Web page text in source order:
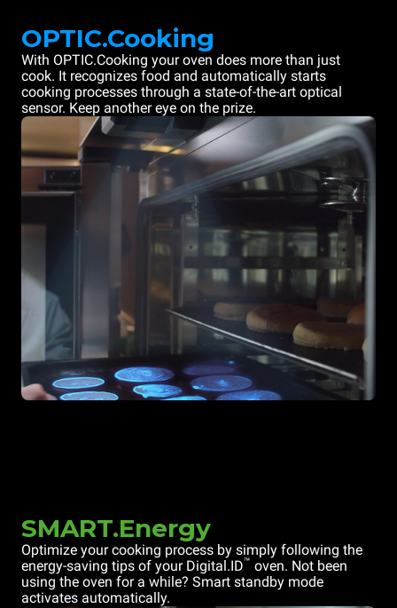
OPTIC.Cooking
With OPTIC.Cooking your oven does more than just
cook. It recognizes food and automatically starts
cooking processes through a state-of-the-art optical
sensor. Keep another eye on the prize.
SMART.Energy
Optimize your cooking process by simply following the
energy-saving tips of your Digital.ID™ oven. Not been
using the oven for a while? Smart standby mode
activates automatically.